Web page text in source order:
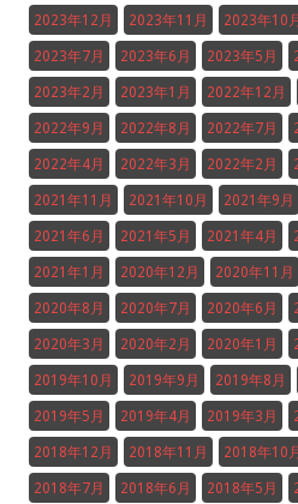
2023年12月 2023年11月 2023年10月
2023年7月 2023年6月 2023年5月
2023年2月 2023年1月 2022年12月
2022年9月 2022年8月 2022年7月
2022年4月 2022年3月 2022年2月
2021年11月 2021年10月 2021年9月
2021年6月 2021年5月 2021年4月
2021年1月 2020年12月 2020年11月
2020年8月 2020年7月 2020年6月
2020年3月 2020年2月 2020年1月
2019年10月 2019年9月 2019年8月
2019年5月 2019年4月 2019年3月
2018年12月 2018年11月 2018年10月
2018年7月 2018年6月 2018年5月